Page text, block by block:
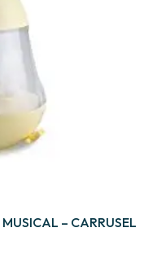
– CARRUSEL